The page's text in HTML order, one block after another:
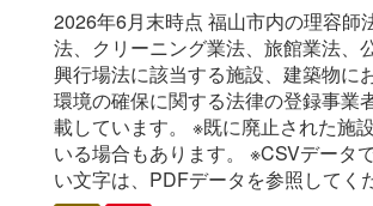
2026年6月末時点 福山市内の理容師
法、クリーニング業法、旅館業法、
興行場法に該当する施設、建築物に
環境の確保に関する法律の登録事業
載しています。 ※既に廃止された施
いる場合もあります。 ※CSVデータ
い文字は、PDFデータを参照してく